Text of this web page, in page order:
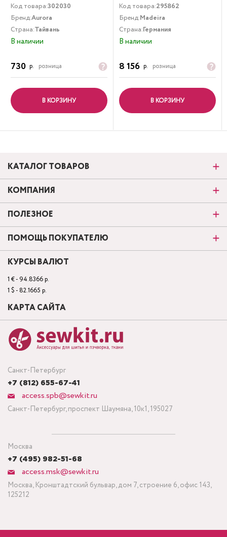
Код товара:302030
Бренд:Aurora
Страна:Тайвань
В наличии
730 р. розница
В КОРЗИНУ
Код товара:295862
Бренд:Madeira
Страна:Германия
В наличии
8 156 р. розница
В КОРЗИНУ
Санкт-Петербург
+7 (812) 655-67-41
access.spb@sewkit.ru
Санкт-Петербург, проспект Шаумяна, 10к1, 195027
Москва
+7 (495) 982-51-68
access.msk@sewkit.ru
Москва, Кронштадтский бульвар, дом 7, строение 6, офис 143,
125212
КАТАЛОГ ТОВАРОВ
КОМПАНИЯ
ПОЛЕЗНОЕ
ПОМОЩЬ ПОКУПАТЕЛЮ
КУРСЫ ВАЛЮТ
1 € - 94.8366 р.
1 $ - 82.1665 р.
КАРТА САЙТА